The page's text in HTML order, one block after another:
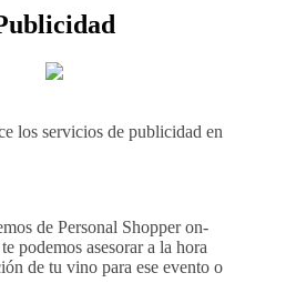
COLLECTION
de Personal Shopper on-
podemos asesorar a la hora